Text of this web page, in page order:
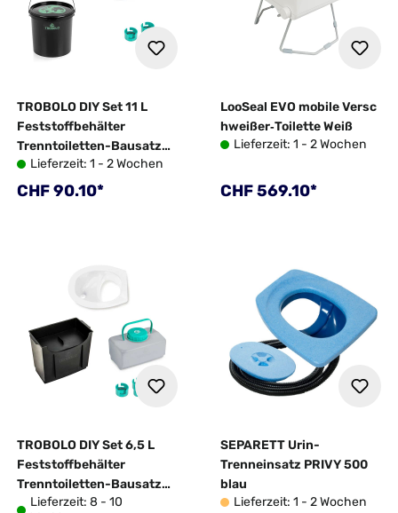
TROBOLO DIY Set 11 L
Feststoffbehälter
Trenntoiletten-Bausatz
grauLieferzeit: 1 - 2 Wochen
Regulärer Preis:
CHF 90.10*
LooSeal EVO mobile Versc
hweißer‐Toilette Weiß
Lieferzeit: 1 - 2 Wochen
Regulärer Preis:
CHF 569.10*
TROBOLO DIY Set 6,5 L
Feststoffbehälter
Trenntoiletten-Bausatz
weißLieferzeit: 8 - 10
SEPARETT Urin-
Trenneinsatz PRIVY 500
blau
Lieferzeit: 1 - 2 Wochen